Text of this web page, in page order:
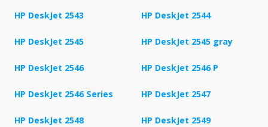
HP DeskJet 2543 HP DeskJet 2544
HP DeskJet 2545 HP DeskJet 2545 gray
HP DeskJet 2546 HP DeskJet 2546 P
HP DeskJet 2546 Series HP DeskJet 2547
HP DeskJet 2548 HP DeskJet 2549